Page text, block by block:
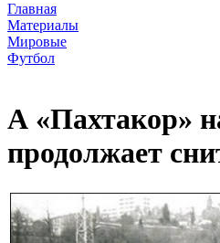
Главная
Материалы
Мировые
Футбол
А «Пахтакор»
продолжает